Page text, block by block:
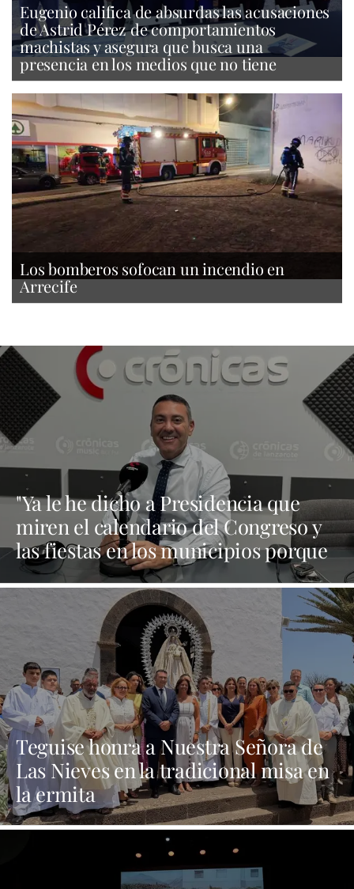
Eugenio califica de absurdas las acusaciones
de Astrid Pérez de comportamientos
machistas y asegura que busca una
presencia en los medios que no tiene
Los bomberos sofocan un incendio en
Arrecife
"Ya le he dicho a Presidencia que
miren el calendario del Congreso y
las fiestas en los municipios porque
Dolores Corujo estaba en un fiesta
aquí y al día siguiente no está en el
Teguise honra a Nuestra Señora de
Las Nieves en la tradicional misa en
la ermita